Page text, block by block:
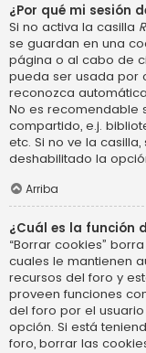
¿Por qué mi sesión
Si no activa la casilla
se guardan en una
página o al cabo de
pueda ser usada por
reconozca
No es recomendable
compartido, e.j.
etc. Si no ve la
deshabilitado la
Arriba
¿Cuál es la función
“Borrar cookies”
cuales le mantienen
recursos del foro y
proveen funciones
del foro por el
opción. Si está
foro, borrar las